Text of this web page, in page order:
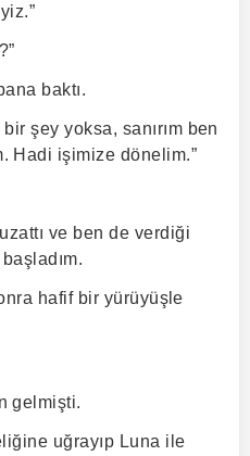
baktı.
şey yoksa, sanırım ben
Hadi işimize dönelim.”
ve ben de verdiği
hafif bir yürüyüşle
gelmişti.
uğrayıp Luna ile